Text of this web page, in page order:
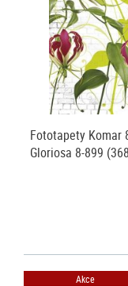
Fototapety
Gloriosa 8-899
Akce